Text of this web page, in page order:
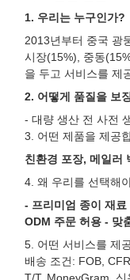
1. 우리는 누구인가?
2013년부터 중국 광
시장(15%), 중동
을 두고 서비스를 제
2. 어떻게 품질을 보
- 대량 생산 전 사전
3. 어떤 제품을 제공
친환경 포장, 메일러
4. 왜 우리를 선택해
- 프리미엄 종이 재
ODM 주문 허용 - 맞
5. 어떤 서비스를 제
배송 조건: FOB,